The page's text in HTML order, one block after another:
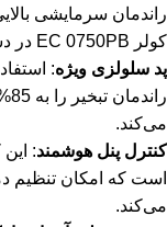
راندمان سرمایشی
کولر EC 0750PB در دسته محصولات با گرید انرژی ++A قرار گیرد.
پد سلولزی ویژه
می‌کند.
کنترل پنل هوشمند:
است که امکان تنظیم
می‌کند.